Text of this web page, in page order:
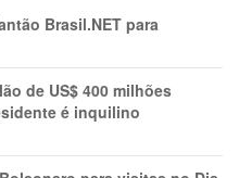
Brasil.NET para
de US$ 400 milhões
é inquilino